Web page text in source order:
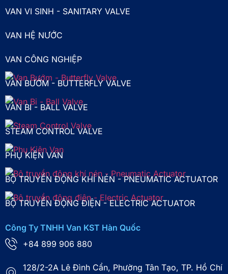
VAN VI SINH - SANITARY VALVE
VAN HỆ NƯỚC
VAN CÔNG NGHIỆP
VAN BƯỚM - BUTTERFLY VALVE
VAN BI - BALL VALVE
STEAM CONTROL VALVE
PHỤ KIỆN VAN
BỘ TRUYỀN ĐỘNG KHÍ NÉN - PNEUMATIC ACTUATOR
BỘ TRUYỀN ĐỘNG ĐIỆN - ELECTRIC ACTUATOR
Công Ty TNHH Van KST Hàn Quốc
+84 899 906 880
128/2-2A Lê Đình Cẩn, Phường Tân Tạo, TP. Hồ Chí